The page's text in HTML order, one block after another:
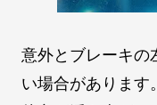
意外とブレーキの
い場合があります。